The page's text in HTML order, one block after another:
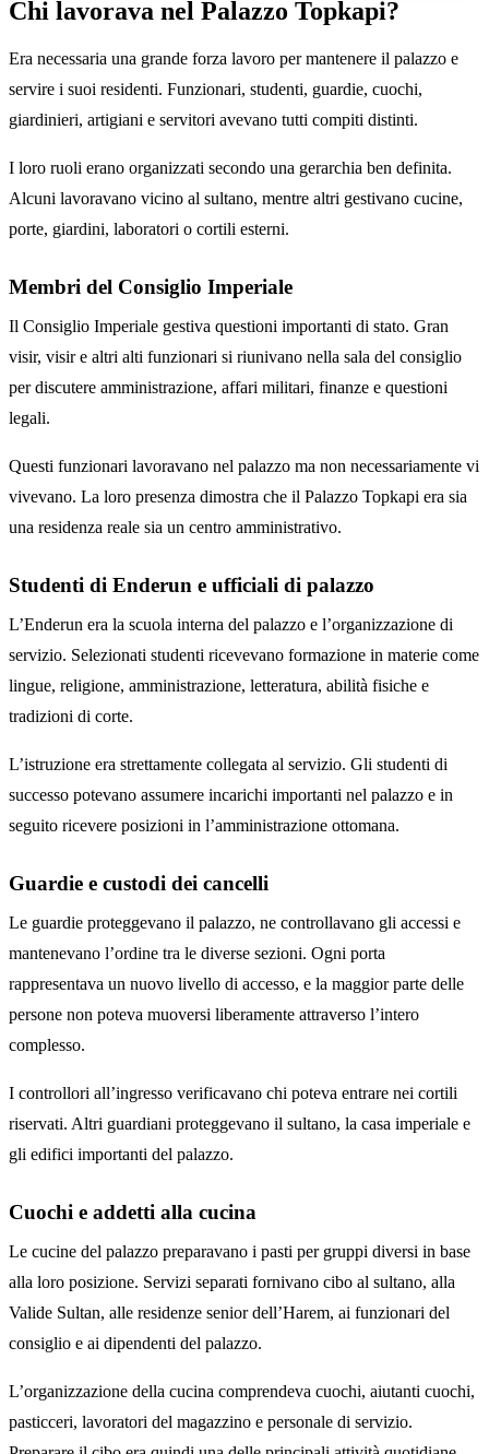
Chi lavorava nel Palazzo Topkapi?
Era necessaria una grande forza lavoro per mantenere il palazzo e
servire i suoi residenti. Funzionari, studenti, guardie, cuochi,
giardinieri, artigiani e servitori avevano tutti compiti distinti.
I loro ruoli erano organizzati secondo una gerarchia ben definita.
Alcuni lavoravano vicino al sultano, mentre altri gestivano cucine,
porte, giardini, laboratori o cortili esterni.
Membri del Consiglio Imperiale
Il Consiglio Imperiale gestiva questioni importanti di stato. Gran
visir, visir e altri alti funzionari si riunivano nella sala del consiglio
per discutere amministrazione, affari militari, finanze e questioni
legali.
Questi funzionari lavoravano nel palazzo ma non necessariamente vi
vivevano. La loro presenza dimostra che il Palazzo Topkapi era sia
una residenza reale sia un centro amministrativo.
Studenti di Enderun e ufficiali di palazzo
L’Enderun era la scuola interna del palazzo e l’organizzazione di
servizio. Selezionati studenti ricevevano formazione in materie come
lingue, religione, amministrazione, letteratura, abilità fisiche e
tradizioni di corte.
L’istruzione era strettamente collegata al servizio. Gli studenti di
successo potevano assumere incarichi importanti nel palazzo e in
seguito ricevere posizioni in l’amministrazione ottomana.
Guardie e custodi dei cancelli
Le guardie proteggevano il palazzo, ne controllavano gli accessi e
mantenevano l’ordine tra le diverse sezioni. Ogni porta
rappresentava un nuovo livello di accesso, e la maggior parte delle
persone non poteva muoversi liberamente attraverso l’intero
complesso.
I controllori all’ingresso verificavano chi poteva entrare nei cortili
riservati. Altri guardiani proteggevano il sultano, la casa imperiale e
gli edifici importanti del palazzo.
Cuochi e addetti alla cucina
Le cucine del palazzo preparavano i pasti per gruppi diversi in base
alla loro posizione. Servizi separati fornivano cibo al sultano, alla
Valide Sultan, alle residenze senior dell’Harem, ai funzionari del
consiglio e ai dipendenti del palazzo.
L’organizzazione della cucina comprendeva cuochi, aiutanti cuochi,
pasticceri, lavoratori del magazzino e personale di servizio.